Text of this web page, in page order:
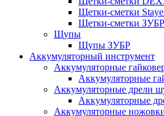
Щетки-сметки
Щетки-сметки ЗУБР
Щупы
Щупы ЗУБР
Аккумуляторный инструмент
Аккумуляторные
Аккумуляторные
Аккумуляторные дрели
Аккумуляторные
Аккумуляторные